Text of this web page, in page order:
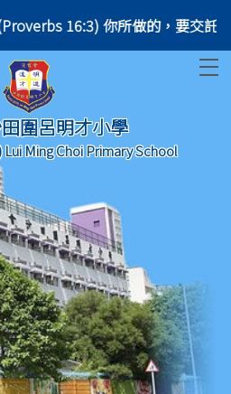
16:3) 你所做的，要交託耶
圍呂明才小學
Lui Ming Choi Primary School